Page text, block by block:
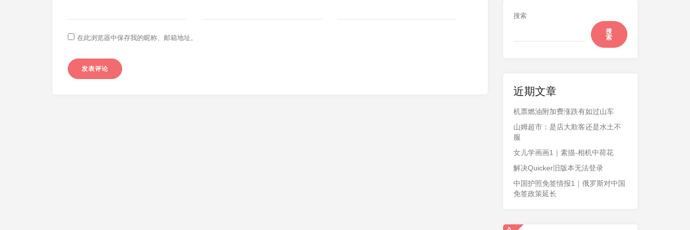
在此浏览器中保存我的昵称、邮箱地址。
搜索
搜
索
近期文章
机票燃油附加费涨跌有如过山车
山姆超市：是店大欺客还是水土不
服
女儿学画画1｜素描-相机中荷花
解决Quicker旧版本无法登录
中国护照免签情报1｜俄罗斯对中国
免签政策延长